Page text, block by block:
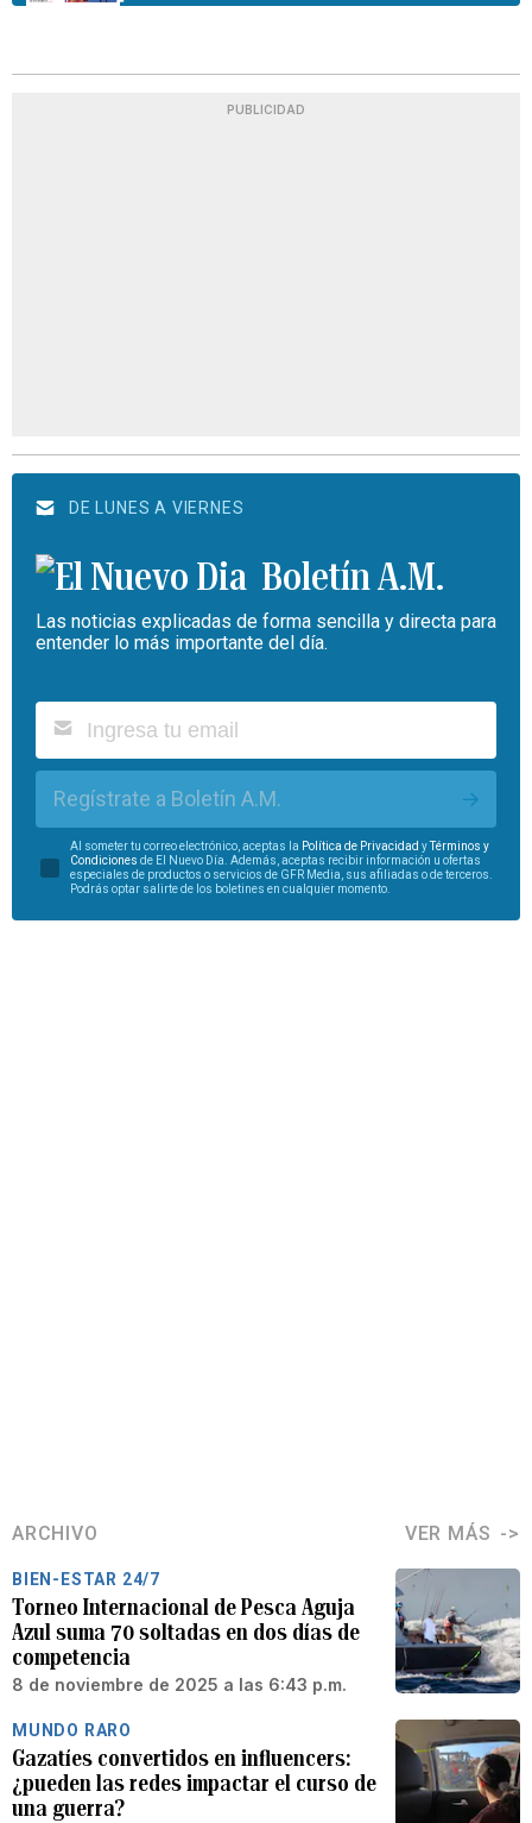
PUBLICIDAD
DE LUNES A VIERNES
Boletín A.M.
Las noticias explicadas de forma sencilla y directa para
entender lo más importante del día.
Regístrate a Boletín A.M.
Al someter tu correo electrónico, aceptas la Política de Privacidad yTérminos y
Condiciones de El Nuevo Día. Además, aceptas recibir información u ofertas
especiales de productos o servicios de GFR Media, sus afiliadas o de terceros.
Podrás optar salirte de los boletines en cualquier momento.
ARCHIVO VER MÁS
BIEN-ESTAR 24/7
Torneo Internacional de Pesca Aguja
Azul suma 70 soltadas en dos días de
competencia
8 de noviembre de 2025 a las 6:43 p.m.
MUNDO RARO
Gazatíes convertidos en influencers:
¿pueden las redes impactar el curso de
una guerra?